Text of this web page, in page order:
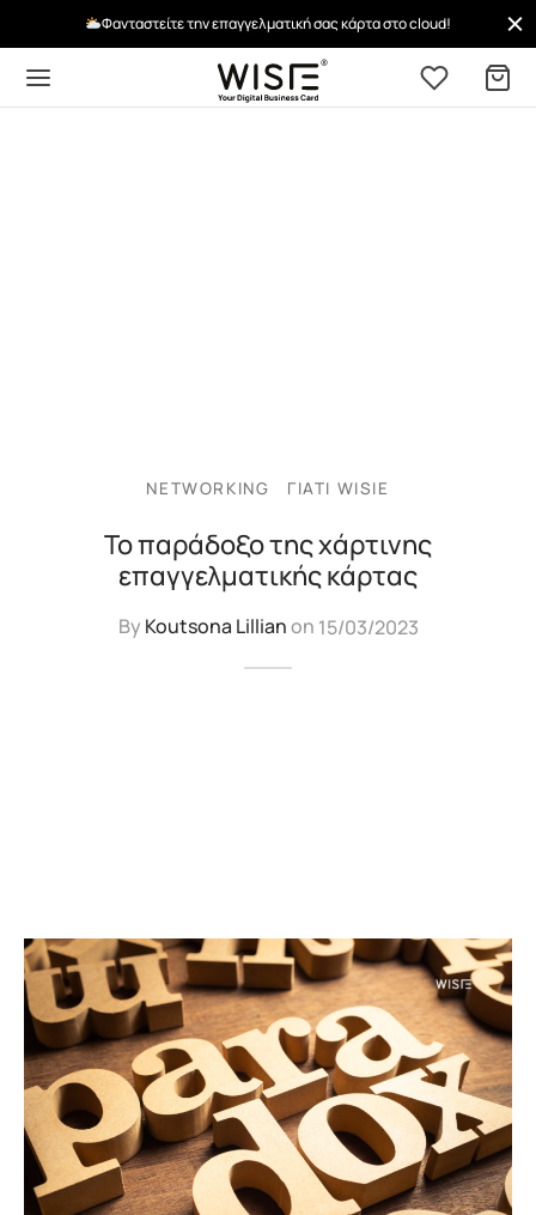
Φανταστείτε την επαγγελματική σας κάρτα στο cloud!
NETWORKING ΓΙΑΤΊ WISIE
Το παράδοξο της χάρτινης
επαγγελματικής κάρτας
By Koutsona Lillianon 15/03/2023